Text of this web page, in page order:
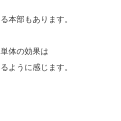
本部もあります。
体の効果は
ように感じます。